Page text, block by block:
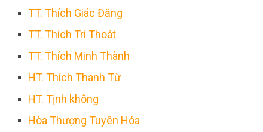
TT. Thích Giác Đăng
TT. Thích Trí Thoát
TT. Thích Minh Thành
HT. Thích Thanh Từ
HT. Tịnh không
Hòa Thượng Tuyên Hóa